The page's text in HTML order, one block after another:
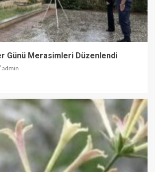
Günü Merasimleri Düzenlendi
admin